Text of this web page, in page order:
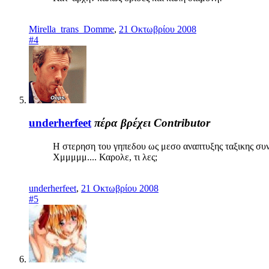
Mirella_trans_Domme, 21 Οκτωβρίου 2008
#4
underherfeet πέρα βρέχει Contributor
Η στερηση του γηπεδου ως μεσο αναπτυξης ταξικης
Χμμμμμ.... Καρολε, τι λες;
underherfeet, 21 Οκτωβρίου 2008
#5